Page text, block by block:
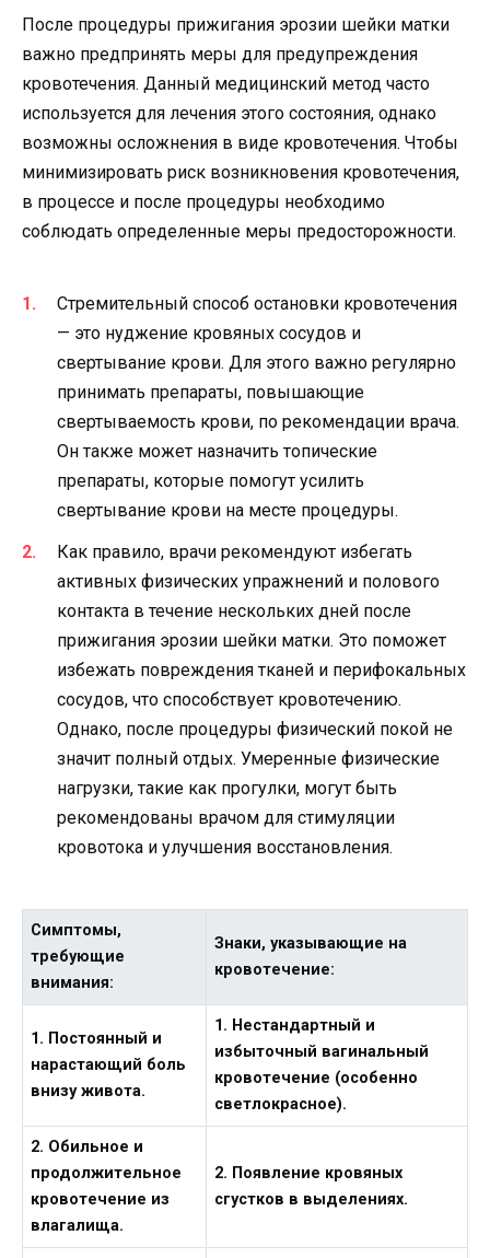
После процедуры прижигания эрозии шейки матки
важно предпринять меры для предупреждения
кровотечения. Данный медицинский метод часто
используется для лечения этого состояния, однако
возможны осложнения в виде кровотечения. Чтобы
минимизировать риск возникновения кровотечения,
в процессе и после процедуры необходимо
соблюдать определенные меры предосторожности.
Стремительный способ остановки кровотечения
— это нуджение кровяных сосудов и
свертывание крови. Для этого важно регулярно
принимать препараты, повышающие
свертываемость крови, по рекомендации врача.
Он также может назначить топические
препараты, которые помогут усилить
свертывание крови на месте процедуры.
Как правило, врачи рекомендуют избегать
активных физических упражнений и полового
контакта в течение нескольких дней после
прижигания эрозии шейки матки. Это поможет
избежать повреждения тканей и перифокальных
сосудов, что способствует кровотечению.
Однако, после процедуры физический покой не
значит полный отдых. Умеренные физические
нагрузки, такие как прогулки, могут быть
рекомендованы врачом для стимуляции
кровотока и улучшения восстановления.
Симптомы,
требующие
внимания:
Знаки, указывающие на
кровотечение:
1. Постоянный и
нарастающий боль
внизу живота.
1. Нестандартный и
избыточный вагинальный
кровотечение (особенно
светлокрасное).
2. Обильное и
продолжительное
кровотечение из
влагалища.
2. Появление кровяных
сгустков в выделениях.